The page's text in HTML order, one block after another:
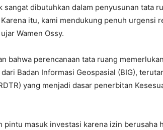
sangat dibutuhkan dalam penyusunan tata
itu, kami mendukung penuh urgensi
Wamen Ossy.
bahwa perencanaan tata ruang
dari Badan Informasi Geospasial (BIG),
yang menjadi dasar penerbitan
pintu masuk investasi karena izin berusaha